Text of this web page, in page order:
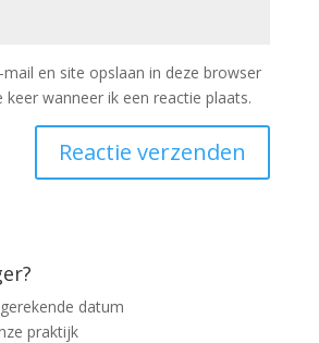
en site opslaan in deze browser
wanneer ik een reactie plaats.
datum
praktijk